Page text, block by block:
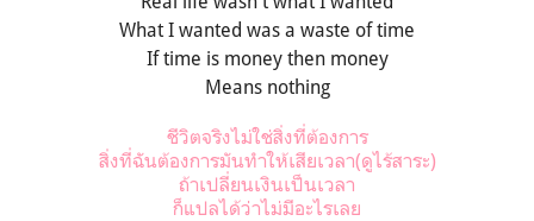
What I wanted was a waste of time
If time is money then money
Means nothing
ชีวิตจริงไม่ใช่สิ่งที่ต้องการ
สิ่งที่ฉันต้องการมันทำให้เสียเวลา(ดูไร้สาระ)
ถ้าเปลี่ยนเงินเป็นเวลา
ก็แปลได้ว่าไม่มีอะไรเลย